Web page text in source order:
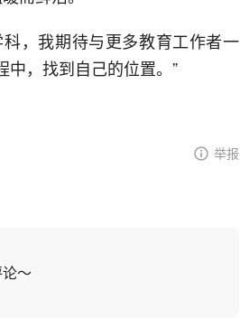
，我期待与更多教育工作者一
中，找到自己的位置。”
举报
～